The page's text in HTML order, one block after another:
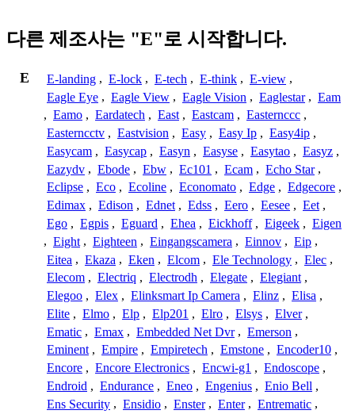
다른 제조사는 "E"로 시작합니다.
E E-landing , E-lock , E-tech , E-think , E-view ,
Eagle Eye , Eagle View , Eagle Vision , Eaglestar , Eam
, Eamo , Eardatech , East , Eastcam , Easternccc ,
Easterncctv , Eastvision , Easy , Easy Ip , Easy4ip ,
Easycam , Easycap , Easyn , Easyse , Easytao , Easyz ,
Eazydv , Ebode , Ebw , Ec101 , Ecam , Echo Star ,
Eclipse , Eco , Ecoline , Economato , Edge , Edgecore ,
Edimax , Edison , Ednet , Edss , Eero , Eesee , Eet ,
Ego , Egpis , Eguard , Ehea , Eickhoff , Eigeek , Eigen
, Eight , Eighteen , Eingangscamera , Einnov , Eip ,
Eitea , Ekaza , Eken , Elcom , Ele Technology , Elec ,
Elecom , Electriq , Electrodh , Elegate , Elegiant ,
Elegoo , Elex , Elinksmart Ip Camera , Elinz , Elisa ,
Elite , Elmo , Elp , Elp201 , Elro , Elsys , Elver ,
Ematic , Emax , Embedded Net Dvr , Emerson ,
Eminent , Empire , Empiretech , Emstone , Encoder10 ,
Encore , Encore Electronics , Encwi-g1 , Endoscope ,
Endroid , Endurance , Eneo , Engenius , Enio Bell ,
Ens Security , Ensidio , Enster , Enter , Entrematic ,